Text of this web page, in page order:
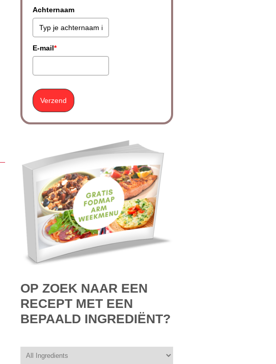
Achternaam
E-mail*
Verzend
OP ZOEK NAAR EEN
RECEPT MET EEN
BEPAALD INGREDIËNT?